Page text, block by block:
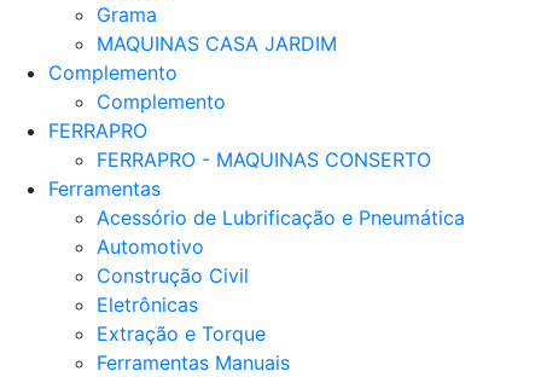
Grama
MAQUINAS CASA JARDIM
Complemento
Complemento
FERRAPRO
FERRAPRO - MAQUINAS CONSERTO
Ferramentas
Acessório de Lubrificação e Pneumática
Automotivo
Construção Civil
Eletrônicas
Extração e Torque
Ferramentas Manuais